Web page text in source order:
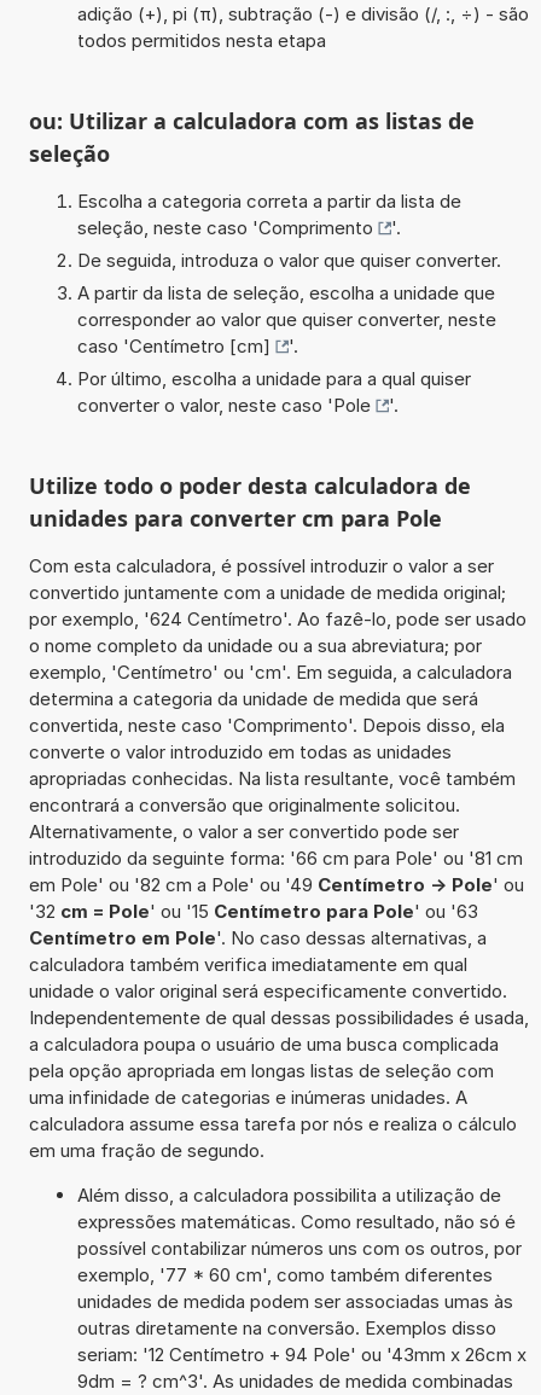
adição (+), pi (π), subtração (-) e divisão (/, :, ÷) - são
todos permitidos nesta etapa
ou: Utilizar a calculadora com as listas de
seleção
Escolha a categoria correta a partir da lista de
seleção, neste caso 'Comprimento
'.
De seguida, introduza o valor que quiser converter.
A partir da lista de seleção, escolha a unidade que
corresponder ao valor que quiser converter, neste
caso 'Centímetro [cm]
'.
Por último, escolha a unidade para a qual quiser
converter o valor, neste caso 'Pole '.
Utilize todo o poder desta calculadora de
unidades para converter cm para Pole
Com esta calculadora, é possível introduzir o valor a ser
convertido juntamente com a unidade de medida original;
por exemplo, '624 Centímetro'. Ao fazê-lo, pode ser usado
o nome completo da unidade ou a sua abreviatura; por
exemplo, 'Centímetro' ou 'cm'. Em seguida, a calculadora
determina a categoria da unidade de medida que será
convertida, neste caso 'Comprimento'. Depois disso, ela
converte o valor introduzido em todas as unidades
apropriadas conhecidas. Na lista resultante, você também
encontrará a conversão que originalmente solicitou.
Alternativamente, o valor a ser convertido pode ser
introduzido da seguinte forma: '66 cm para Pole' ou '81 cm
em Pole' ou '82 cm a Pole' ou '49 Centímetro -> Pole' ou
'32 cm = Pole' ou '15 Centímetro para Pole' ou '63
Centímetro em Pole'. No caso dessas alternativas, a
calculadora também verifica imediatamente em qual
unidade o valor original será especificamente convertido.
Independentemente de qual dessas possibilidades é usada,
a calculadora poupa o usuário de uma busca complicada
pela opção apropriada em longas listas de seleção com
uma infinidade de categorias e inúmeras unidades. A
calculadora assume essa tarefa por nós e realiza o cálculo
em uma fração de segundo.
Além disso, a calculadora possibilita a utilização de
expressões matemáticas. Como resultado, não só é
possível contabilizar números uns com os outros, por
exemplo, '77 * 60 cm', como também diferentes
unidades de medida podem ser associadas umas às
outras diretamente na conversão. Exemplos disso
seriam: '12 Centímetro + 94 Pole' ou '43mm x 26cm x
9dm = ? cm^3'. As unidades de medida combinadas